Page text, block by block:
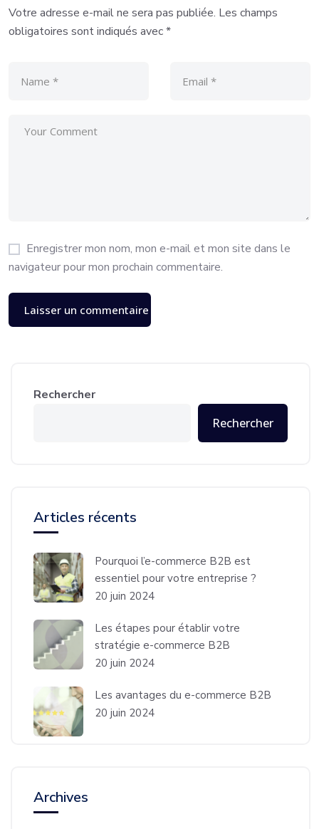
Votre adresse e-mail ne sera pas publiée. Les champs
obligatoires sont indiqués avec*
Enregistrer mon nom, mon e-mail et mon site dans le
navigateur pour mon prochain commentaire.
Rechercher
Rechercher
Articles récents
Pourquoi l’e-commerce B2B est
essentiel pour votre entreprise ?
20 juin 2024
Les étapes pour établir votre
stratégie e-commerce B2B
20 juin 2024
Les avantages du e-commerce B2B
20 juin 2024
Archives